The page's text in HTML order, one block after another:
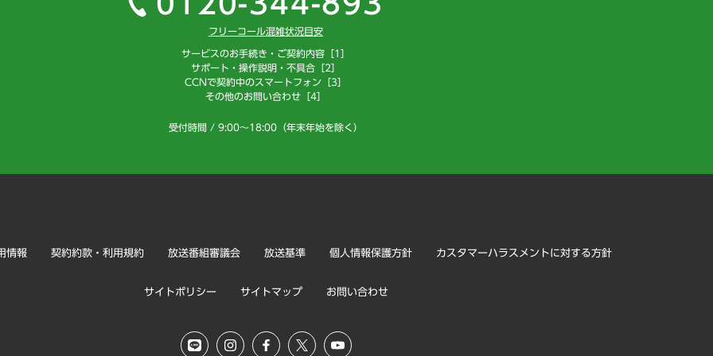
フリーコール混雑状況目安
サービスのお手続き・ご契約内容［1］
サポート・操作説明・不具合［2］
CCNで契約中のスマートフォン［3］
その他のお問い合わせ［4］
受付時間 / 9:00～18:00（年末年始を除く）
情報 契約約款・利用規約 放送番組審議会 放送基準 個人情報保護方針 カスタマーハラスメントに対する方針
サイトポリシー サイトマップ お問い合わせ